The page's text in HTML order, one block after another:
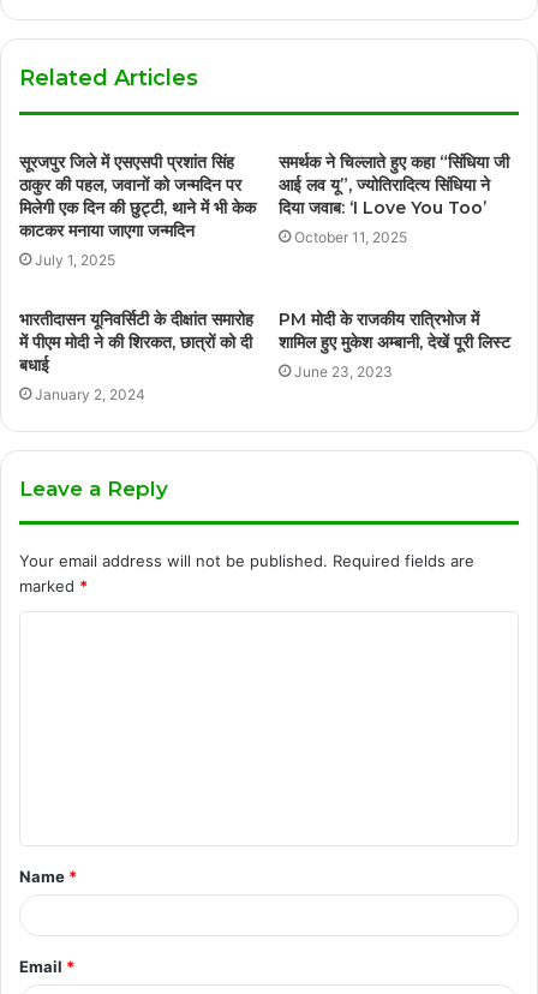
Related Articles
सूरजपुर जिले में एसएसपी प्रशांत सिंह
ठाकुर की पहल, जवानों को जन्मदिन पर
मिलेगी एक दिन की छुट्टी, थाने में भी केक
काटकर मनाया जाएगा जन्मदिन
July 1, 2025
समर्थक ने चिल्लाते हुए कहा “सिंधिया जी
आई लव यू”, ज्योतिरादित्य सिंधिया ने
दिया जवाब: ‘I Love You Too’
October 11, 2025
भारतीदासन यूनिवर्सिटी के दीक्षांत समारोह
में पीएम मोदी ने की शिरकत, छात्रों को दी
बधाई
January 2, 2024
PM मोदी के राजकीय रात्रिभोज में
शामिल हुए मुकेश अम्बानी, देखें पूरी लिस्ट
June 23, 2023
Leave a Reply
Your email address will not be published. Required fields are
marked *
t
*
Name *
Email *